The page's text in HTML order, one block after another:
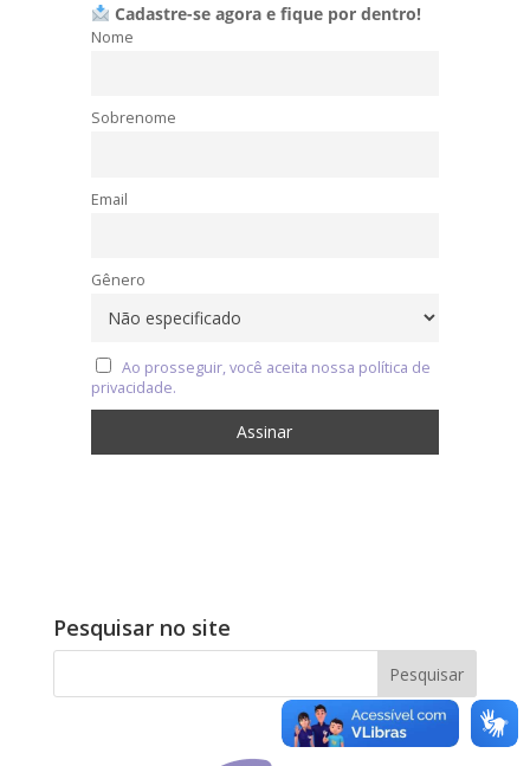
Cadastre-se agora e fique por dentro!
Nome
Sobrenome
Email
Gênero
Ao prosseguir, você aceita nossa política de
privacidade.
Pesquisar no site